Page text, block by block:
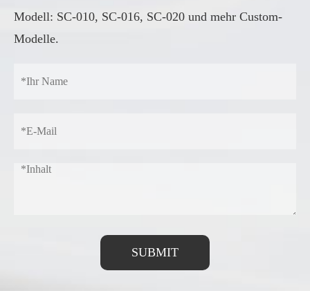
Modell: SC-010, SC-016, SC-020 und mehr Custom-
Modelle.
SUBMIT